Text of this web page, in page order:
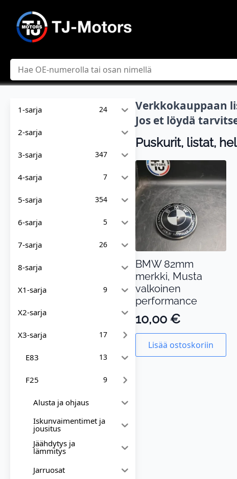
Hae
1-sarja 24
2-sarja
3-sarja 347
4-sarja 7
5-sarja 354
6-sarja 5
7-sarja 26
8-sarja
X1-sarja 9
X2-sarja
X3-sarja 17
E83 13
F25 9
Alusta ja ohjaus
Iskunvaimentimet ja
jousitus
Jäähdytys ja
lämmitys
Jarruosat
Verkkokauppaan
Jos et löydä
Puskurit, listat,
BMW 82mm
merkki, Musta
valkoinen
performance
10,00 €
Lisää ostoskoriin